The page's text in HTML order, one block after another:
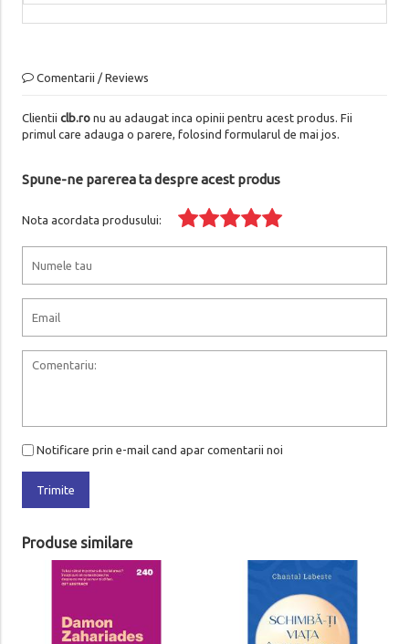
Comentarii / Reviews
Clientii clb.ronu au adaugat inca opinii pentru acest produs. Fii
primul care adauga o parere, folosind formularul de mai jos.
Spune-ne parerea ta despre acest produs
Nota acordata produsului:
Notificare prin e-mail cand apar comentarii noi
Trimite
Produse similare